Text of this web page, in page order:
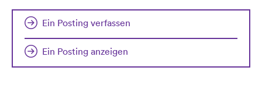
Ein Posting verfassen
Ein Posting anzeigen